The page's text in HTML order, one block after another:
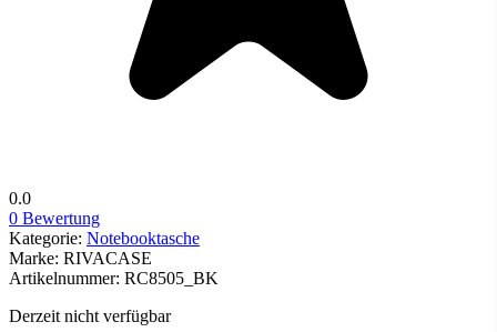
0.0
0 Bewertung
Kategorie: Notebooktasche
Marke: RIVACASE
Artikelnummer: RC8505_BK
Derzeit nicht verfügbar